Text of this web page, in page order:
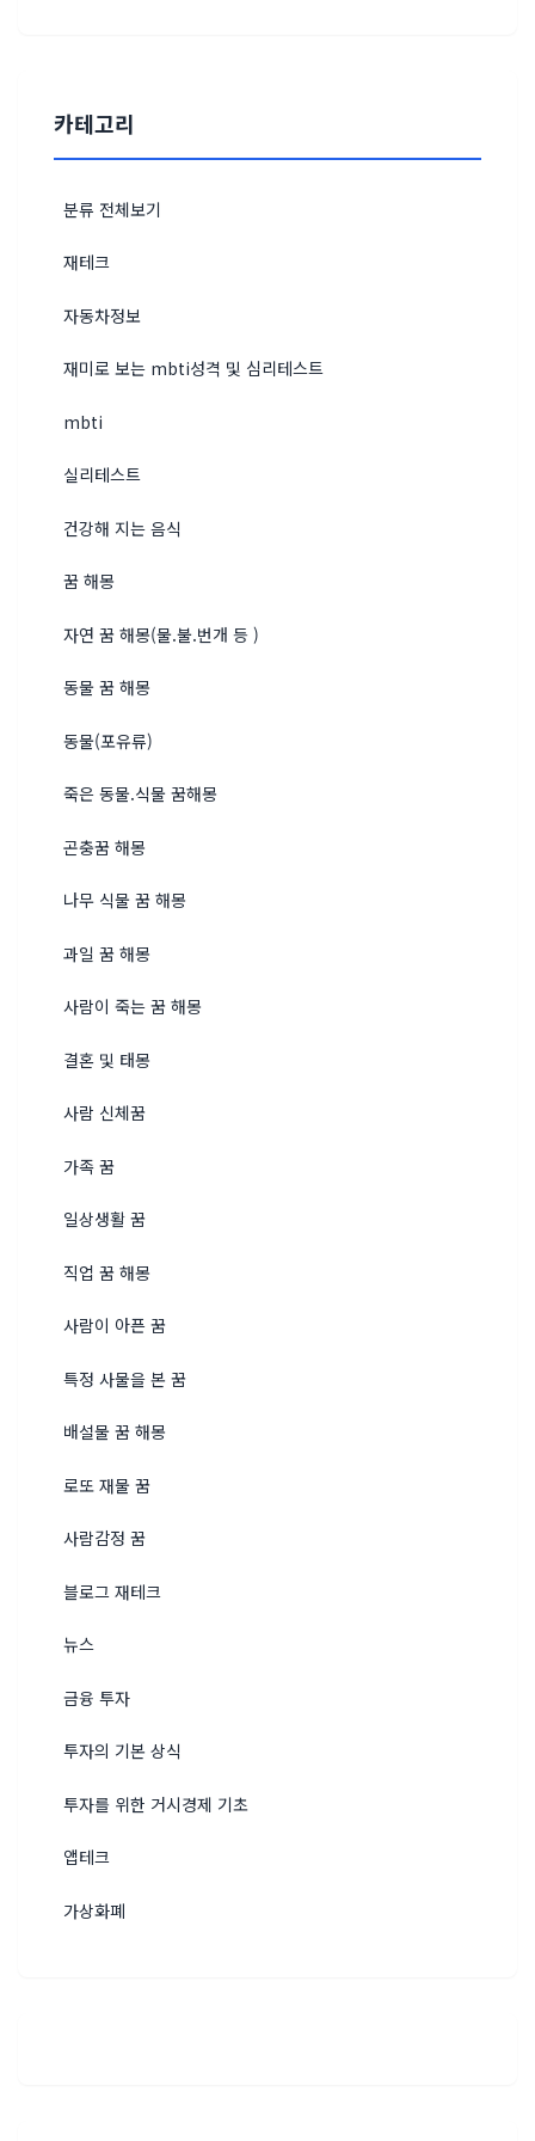
카테고리
분류 전체보기
재테크
자동차정보
재미로 보는 mbti성격 및 심리테스트
mbti
실리테스트
건강해 지는 음식
꿈 해몽
자연 꿈 해몽(물.불.번개 등 )
동물 꿈 해몽
동물(포유류)
죽은 동물.식물 꿈해몽
곤충꿈 해몽
나무 식물 꿈 해몽
과일 꿈 해몽
사람이 죽는 꿈 해몽
결혼 및 태몽
사람 신체꿈
가족 꿈
일상생활 꿈
직업 꿈 해몽
사람이 아픈 꿈
특정 사물을 본 꿈
배설물 꿈 해몽
로또 재물 꿈
사람감정 꿈
블로그 재테크
뉴스
금융 투자
투자의 기본 상식
투자를 위한 거시경제 기초
앱테크
가상화폐